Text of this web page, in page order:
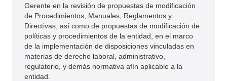
Gerente en la revisión de propuestas de modificación
de Procedimientos, Manuales, Reglamentos y
Directivas, así como de propuestas de modificación de
políticas y procedimientos de la entidad, en el marco
de la implementación de disposiciones vinculadas en
materias de derecho laboral, administrativo,
regulatorio, y demás normativa afín aplicable a la
entidad.